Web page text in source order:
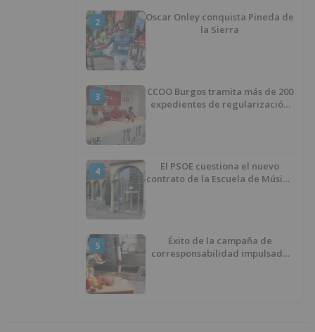
2
Oscar Onley conquista Pineda de
la Sierra
3
CCOO Burgos tramita más de 200
expedientes de regularización
4
El PSOE cuestiona el nuevo
contrato de la Escuela de Música
5
Éxito de la campaña de
corresponsabilidad impulsada